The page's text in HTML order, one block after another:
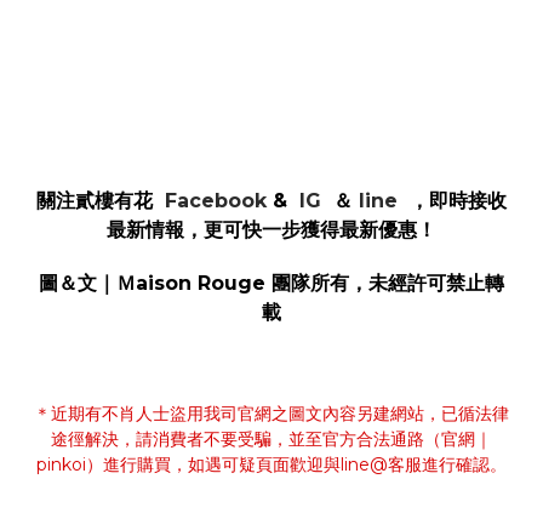
關注貳樓有花 Facebook& IG ＆ line ，即時接收
最新情報，更可快一步獲得最新優惠！
圖＆文｜Ｍaison Rouge 團隊所有，未經許可禁止轉
載
＊近期有不肖人士盜用我司官網之圖文內容另建網站，已循法律
途徑解決，請消費者不要受騙，並至官方合法通路（官網｜
pinkoi）進行購買，如遇可疑頁面歡迎與line@客服進行確認。